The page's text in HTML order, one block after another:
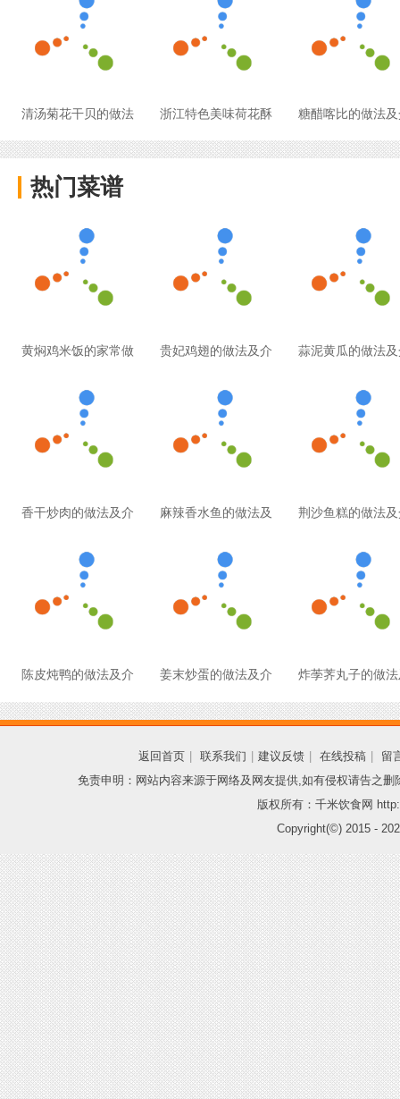
清汤菊花干贝的做法 浙江特色美味荷花酥 糖醋喀比的做法
热门菜谱
黄焖鸡米饭的家常做 贵妃鸡翅的做法及介 蒜泥黄瓜的做法
香干炒肉的做法及介 麻辣香水鱼的做法及 荆沙鱼糕的做法
陈皮炖鸭的做法及介 姜末炒蛋的做法及介 炸荸荠丸子的做
返回首页 联系我们 建议反馈 在线投稿
留
免责申明：网站内容来源于网络及网友提供,如有侵权请告之
版权所有：千米饮食网
Copyright(©) 2015 -